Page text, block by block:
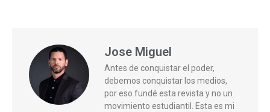
Jose Miguel
Antes de conquistar el poder,
debemos conquistar los medios,
por eso fundé esta revista y no un
movimiento estudiantil. Esta es mi